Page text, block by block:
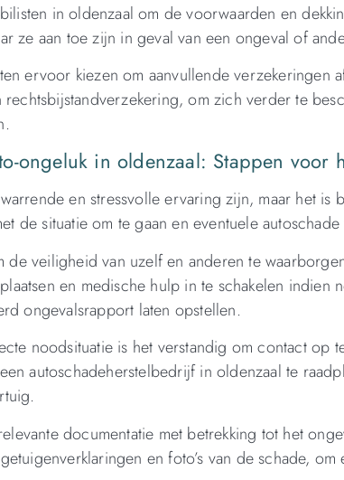
in oldenzaal om de voorwaarden en
ze aan toe zijn in geval van een ongeval of
ervoor kiezen om aanvullende verzekeringen
om zich verder te
ongeluk in oldenzaal: Stappen voor
en stressvolle ervaring zijn, maar het
de situatie om te gaan en eventuele
de veiligheid van uzelf en anderen te
en medische hulp in te schakelen
ongevalsrapport laten opstellen.
noodsituatie is het verstandig om contact op
autoschadeherstelbedrijf in oldenzaal te
documentatie met betrekking tot het
en foto’s van de schade,